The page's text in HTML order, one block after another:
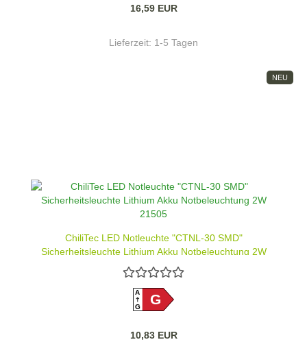
16,59 EUR
Lieferzeit: 1-5 Tagen
NEU
ChiliTec LED Notleuchte "CTNL-30 SMD"
Sicherheitsleuchte Lithium Akku Notbeleuchtung 2W
21505
A
GG
10,83 EUR